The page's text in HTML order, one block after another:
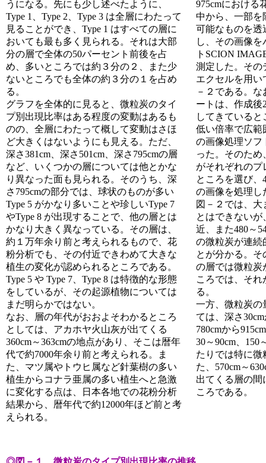
うになる。先にも少し述べたように、
Type 1、Type 2、Type 3 は全層にわたって
見ることができ、Type 1 はすべての層に
おいても最も多く見られる。それは大部
分の層で全体の50パーセント前後を占
め、多いところでは約３分の２、また少
ないところでも全体の約３分の１を占め
る。
グラフを全体的に見ると、微粒炭のタイ
プ別出現比率はある程度の変動はあるも
のの、全層にわたって概して変動はさほ
ど大きくはないようにも見える。ただ、
深さ381cm、深さ501cm、深さ795cmの層
など、いくつかの層については他とかな
り異なった面も見られる。そのうち、深
さ795cmの部分では、球状のものが多い
Type 5 がかなり多いことや珍しいType 7
やType 8 が出現することで、他の層とは
かなり大きく異なっている。その層は、
約１万年余り前と考えられるもので、花
粉分析でも、その付近できわめて大きな
植生の変化が認められるところである。
Type 5 や Type 7、Type 8 は特徴的な形態
をしているが、その起源植物については
まだ明らかではない。
なお、層の年代がおおよそわかるところ
としては、アカホヤ火山灰が出てくる
360cm～363cmの地点があり、そこは暦年
代で約7000年余り前と考えられる。ま
た、マツ属やトウヒ属など針葉樹の多い
植生からコナラ亜属の多い植生へと急激
に変化する点は、日本各地での花粉分析
結果から、暦年代で約12000年ほど前と考
えられる。
975cmにおける
中から、一部を
可能なものを透
し、その画像
トSCION
測定した。その
エクセルを用い
－２である。
ートは、作成後
してきている
低い倍率で広範
の画像処理ソフ
った。そのた
がそれぞれのプ
ところを選び、
の画像を処理し
図－２では、
とはできないが
近、また480～
の微粒炭が連続
とが分かる。そ
の層では微粒炭
ころでは、そ
る。
一方、微粒炭の
ては、深さ
780cmから
30～90cm、150
たりでは特に微
た、570cm～
出てくる層の間
ころである。